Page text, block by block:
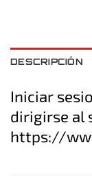
DESCRIPCIÓN
Iniciar
dirigirse al
https://